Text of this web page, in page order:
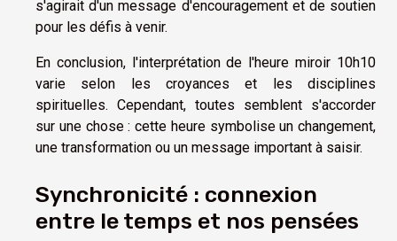
s'agirait d'un message d'encouragement et de soutien
pour les défis à venir.
En conclusion, l'interprétation de l'heure miroir 10h10
varie selon les croyances et les disciplines
spirituelles. Cependant, toutes semblent s'accorder
sur une chose : cette heure symbolise un changement,
une transformation ou un message important à saisir.
Synchronicité : connexion
entre le temps et nos pensées